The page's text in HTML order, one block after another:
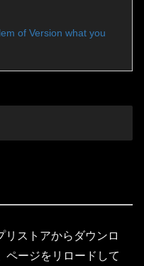
of Version what you
リストアからダウンロ
ページをリロードして